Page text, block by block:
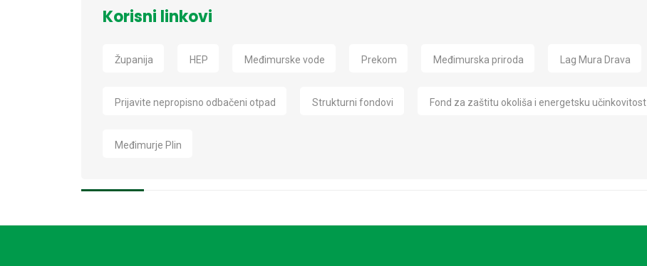
Korisni linkovi
Županija HEP Međimurske vode Prekom Međimurska priroda Lag Mura Drava
Prijavite nepropisno odbačeni otpad Strukturni fondovi Fond za zaštitu okoliša i energetsku učinkovitost
Međimurje Plin